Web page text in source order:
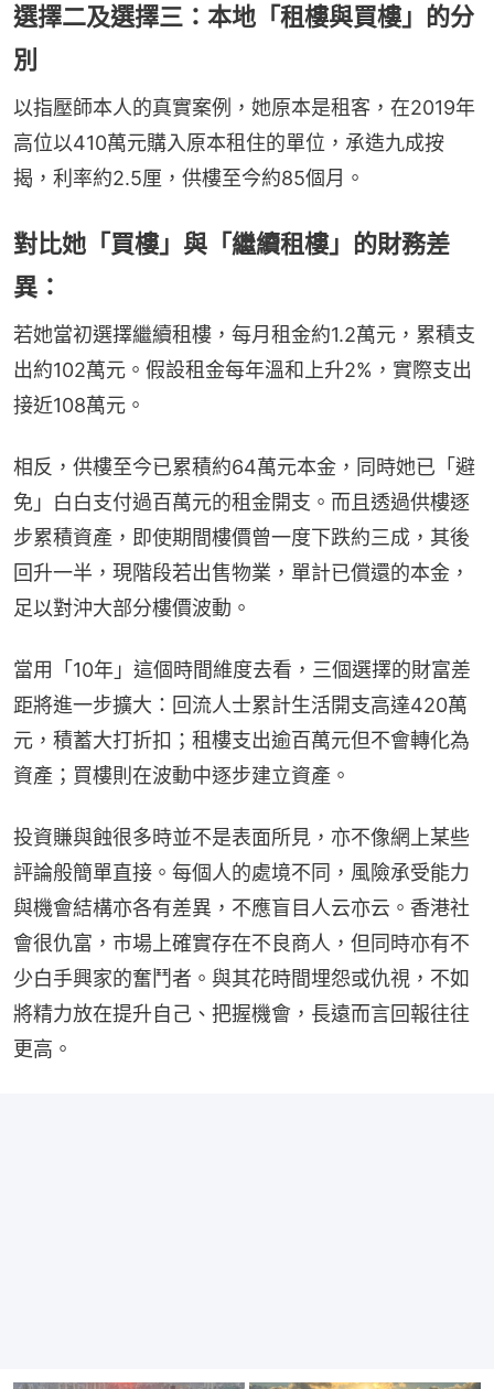
選擇二及選擇三：本地「租樓與買樓」的分
別
以指壓師本人的真實案例，她原本是租客，在2019年
高位以410萬元購入原本租住的單位，承造九成按
揭，利率約2.5厘，供樓至今約85個月。
對比她「買樓」與「繼續租樓」的財務差
異：
若她當初選擇繼續租樓，每月租金約1.2萬元，累積支
出約102萬元。假設租金每年溫和上升2%，實際支出
接近108萬元。
相反，供樓至今已累積約64萬元本金，同時她已「避
免」白白支付過百萬元的租金開支。而且透過供樓逐
步累積資產，即使期間樓價曾一度下跌約三成，其後
回升一半，現階段若出售物業，單計已償還的本金，
足以對沖大部分樓價波動。
當用「10年」這個時間維度去看，三個選擇的財富差
距將進一步擴大：回流人士累計生活開支高達420萬
元，積蓄大打折扣；租樓支出逾百萬元但不會轉化為
資產；買樓則在波動中逐步建立資產。
投資賺與蝕很多時並不是表面所見，亦不像網上某些
評論般簡單直接。每個人的處境不同，風險承受能力
與機會結構亦各有差異，不應盲目人云亦云。香港社
會很仇富，市場上確實存在不良商人，但同時亦有不
少白手興家的奮鬥者。與其花時間埋怨或仇視，不如
將精力放在提升自己、把握機會，長遠而言回報往往
更高。